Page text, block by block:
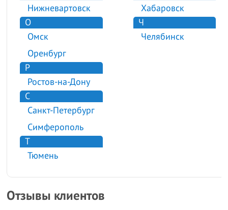
Нижневартовск
О
Омск
Оренбург
Р
Ростов-на-Дону
С
Санкт-Петербург
Симферополь
Т
Тюмень
Хабаровск
Ч
Челябинск
Отзывы клиентов